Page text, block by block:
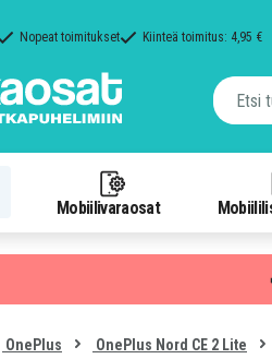
Nopeat toimitukset Kiinteä toimitus: 4,95 €
Mobiilivaraosat
OnePlus OnePlus Nord CE 2 Lite